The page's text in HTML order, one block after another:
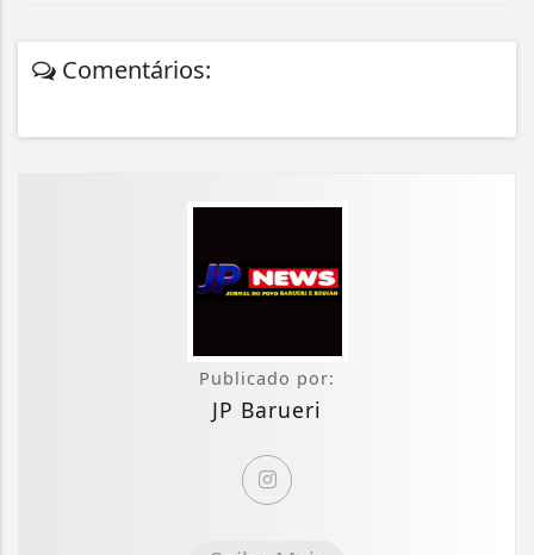
Comentários:
Publicado por:
JP Barueri